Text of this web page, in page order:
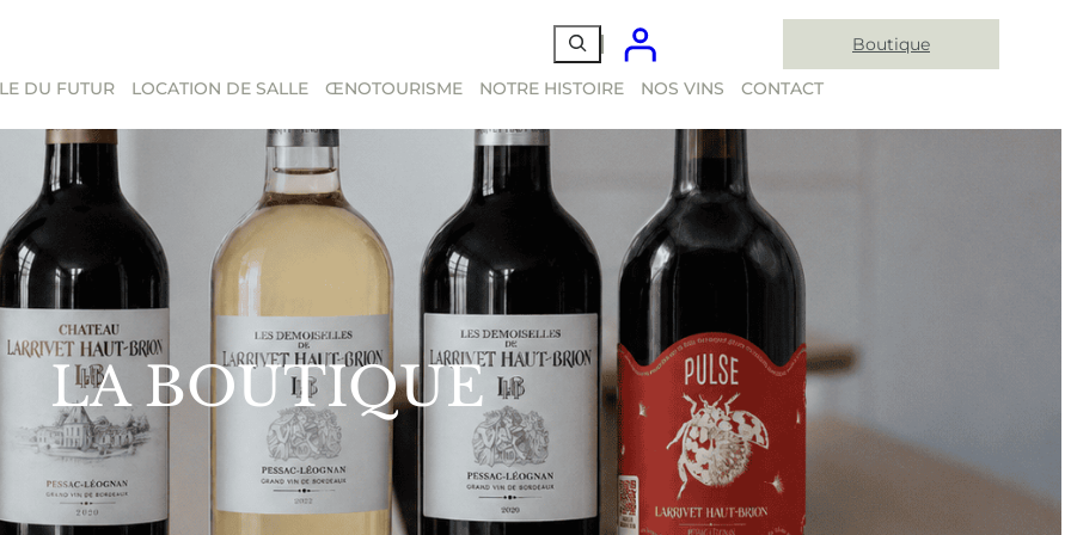
Boutique
DU FUTUR LOCATION DE SALLE ŒNOTOURISME NOTRE HISTOIRE NOS VINS CONTACT
LA BOUTIQUE